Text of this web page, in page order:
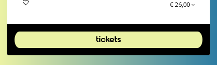
€ 26,00
tickets